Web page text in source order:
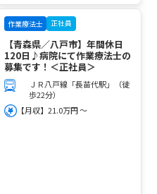
作業療法士 正社員
【青森県／八戸市】年間休日
120日♪病院にて作業療法士の
募集です！＜正社員＞
ＪＲ八戸線「長苗代駅」（徒
歩22分）
【月収】21.0万円 ～